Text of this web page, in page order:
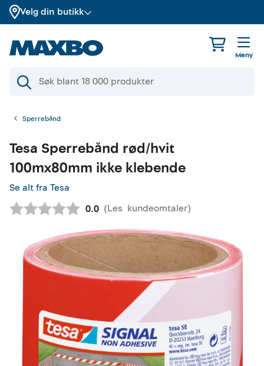
Velg din butikk
Meny
Sperrebånd
Tesa Sperrebånd rød/hvit
100mx80mm ikke klebende
Se alt fra Tesa
Gjennomsnittskarakter:
0.0 (Les kundeomtaler)